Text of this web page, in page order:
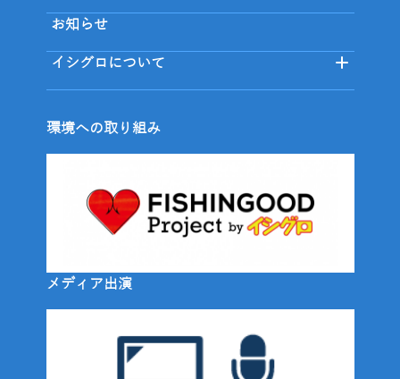
お知らせ
イシグロについて
環境への取り組み
メディア出演